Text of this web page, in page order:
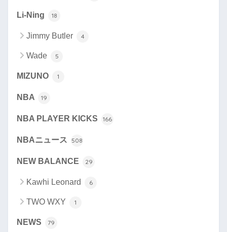
Li-Ning 18
Jimmy Butler 4
Wade 5
MIZUNO 1
NBA 19
NBA PLAYER KICKS 166
NBAニュース 508
NEW BALANCE 29
Kawhi Leonard 6
TWO WXY 1
NEWS 79